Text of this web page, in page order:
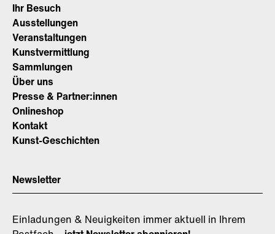
Ihr Besuch
Ausstellungen
Veranstaltungen
Kunstvermittlung
Sammlungen
Über uns
Presse & Partner:innen
Onlineshop
Kontakt
Kunst-Geschichten
Newsletter
Einladungen & Neuigkeiten immer aktuell in Ihrem